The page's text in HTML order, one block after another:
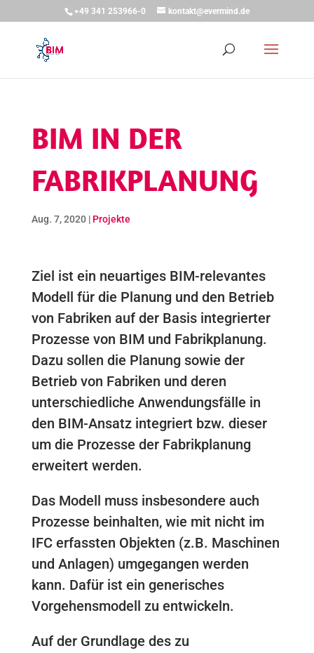
+49 341 253966-0 kontakt@evermind.de
BIM IN DER
FABRIKPLANUNG
Aug. 7, 2020| Projekte
Ziel ist ein neuartiges BIM-relevantes
Modell für die Planung und den Betrieb
von Fabriken auf der Basis integrierter
Prozesse von BIM und Fabrikplanung.
Dazu sollen die Planung sowie der
Betrieb von Fabriken und deren
unterschiedliche Anwendungsfälle in
den BIM-Ansatz integriert bzw. dieser
um die Prozesse der Fabrikplanung
erweitert werden.
Das Modell muss insbesondere auch
Prozesse beinhalten, wie mit nicht im
IFC erfassten Objekten (z.B. Maschinen
und Anlagen) umgegangen werden
kann. Dafür ist ein generisches
Vorgehensmodell zu entwickeln.
Auf der Grundlage des zu